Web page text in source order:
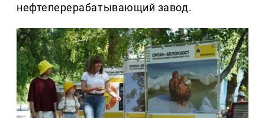
нефтеперерабатывающий завод.